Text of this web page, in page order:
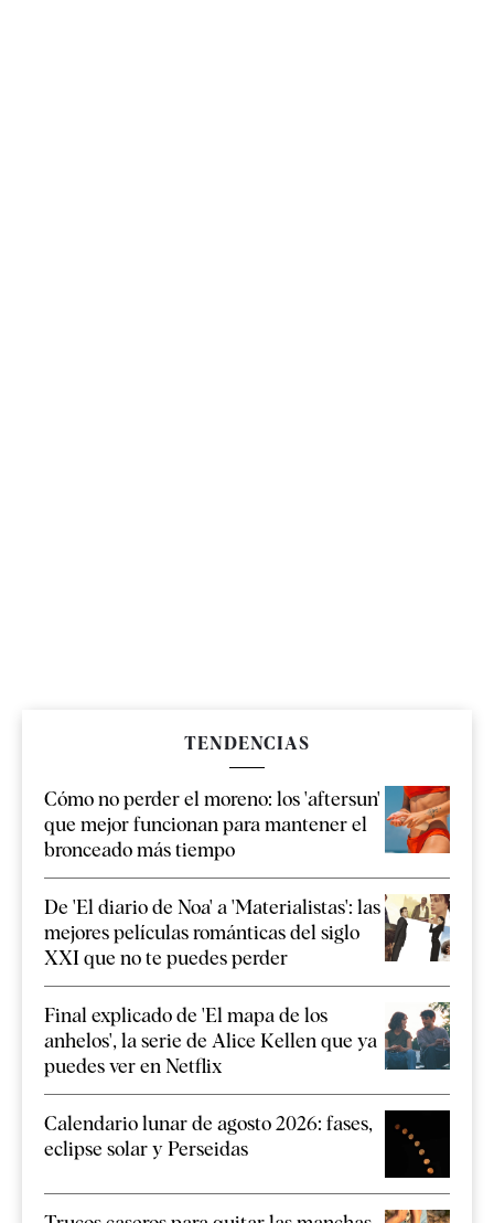
TENDENCIAS
Cómo no perder el moreno: los 'aftersun'
que mejor funcionan para mantener el
bronceado más tiempo
De 'El diario de Noa' a 'Materialistas': las
mejores películas románticas del siglo
XXI que no te puedes perder
Final explicado de 'El mapa de los
anhelos', la serie de Alice Kellen que ya
puedes ver en Netflix
Calendario lunar de agosto 2026: fases,
eclipse solar y Perseidas